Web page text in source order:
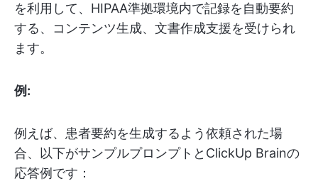
を利用して、HIPAA準拠環境内で記録を自動要約
する、コンテンツ生成、文書作成支援を受けられ
ます。
例:
例えば、患者要約を生成するよう依頼された場
合、以下がサンプルプロンプトとClickUp Brainの
応答例です：